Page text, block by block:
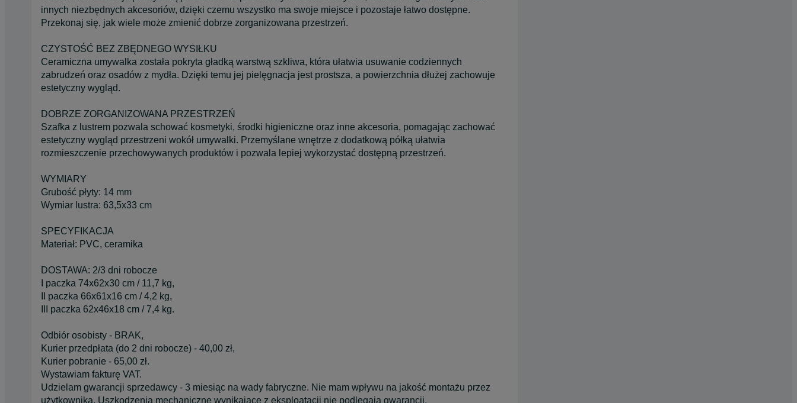
innych niezbędnych akcesoriów, dzięki czemu wszystko ma swoje miejsce i pozostaje łatwo dostępne.
Przekonaj się, jak wiele może zmienić dobrze zorganizowana przestrzeń.
CZYSTOŚĆ BEZ ZBĘDNEGO WYSIŁKU
Ceramiczna umywalka została pokryta gładką warstwą szkliwa, która ułatwia usuwanie codziennych
zabrudzeń oraz osadów z mydła. Dzięki temu jej pielęgnacja jest prostsza, a powierzchnia dłużej zachowuje
estetyczny wygląd.
DOBRZE ZORGANIZOWANA PRZESTRZEŃ
Szafka z lustrem pozwala schować kosmetyki, środki higieniczne oraz inne akcesoria, pomagając zachować
estetyczny wygląd przestrzeni wokół umywalki. Przemyślane wnętrze z dodatkową półką ułatwia
rozmieszczenie przechowywanych produktów i pozwala lepiej wykorzystać dostępną przestrzeń.
WYMIARY
Grubość płyty: 14 mm
Wymiar lustra: 63,5x33 cm
SPECYFIKACJA
Materiał: PVC, ceramika
DOSTAWA: 2/3 dni robocze
I paczka 74x62x30 cm / 11,7 kg,
II paczka 66x61x16 cm / 4,2 kg,
III paczka 62x46x18 cm / 7,4 kg.
Odbiór osobisty - BRAK,
Kurier przedpłata (do 2 dni robocze) - 40,00 zł,
Kurier pobranie - 65,00 zł.
Wystawiam fakturę VAT.
Udzielam gwarancji sprzedawcy - 3 miesiąc na wady fabryczne. Nie mam wpływu na jakość montażu przez
użytkownika. Uszkodzenia mechaniczne wynikające z eksploatacji nie podlegają gwarancji.